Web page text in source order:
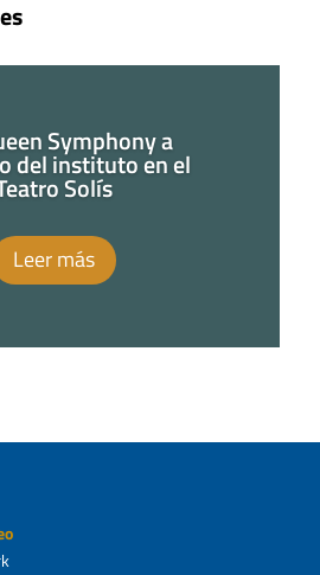
Symphony a
del instituto en el
Solís
Leer más